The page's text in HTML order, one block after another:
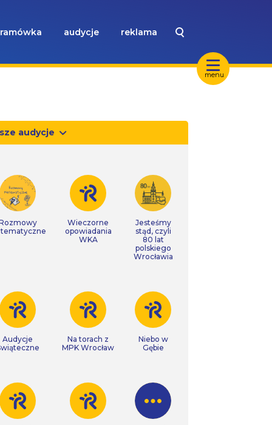
menu
ramówka audycje reklama
audycje
Wieczorne
opowiadania
WKA
Jesteśmy
stąd, czyli
80 lat
polskiego
Wrocławia
Audycje
Na torach z
MPK Wrocław
Niebo w
Gębie